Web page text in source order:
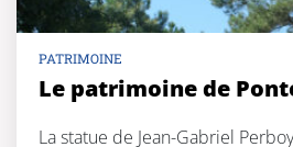
PATRIMOINE
Le patrimoine de
La statue de Jean-Gabriel